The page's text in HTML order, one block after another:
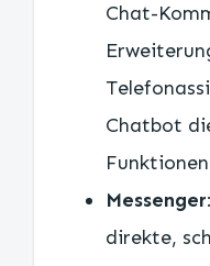
Chat-
Chatbot
Messenger
direkte,